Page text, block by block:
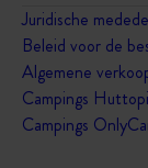
Juridische
Beleid voor de
Algemene
Campings
Campings